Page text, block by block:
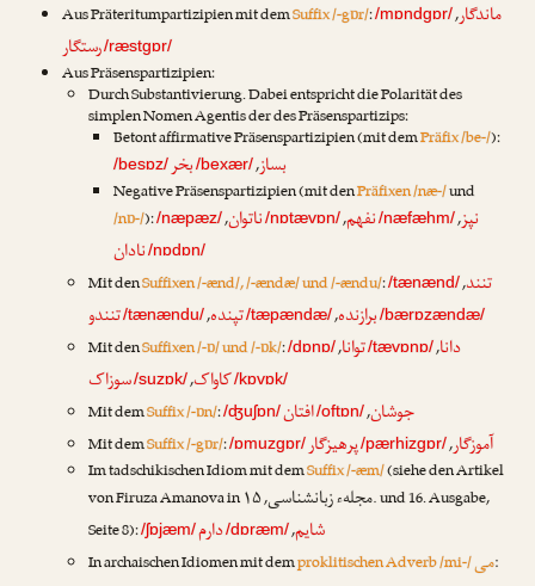
Aus Präteritumpartizipien mit demSuffix /-gɒr/:/mɒndgɒr/ ماندگار,
/ræstgɒr/رستگار
Aus Präsenspartizipien:
Durch Substantivierung. Dabei entspricht die Polarität des
simplen Nomen Agentis der des Präsenspartizips:
Betont affirmative Präsenspartizipien (mit demPräfix /be-/):
/besɒz/ بساز,
/bexær/ بخر
Negative Präsenspartizipien (mit denPräfixen /næ-/und
/nɒ-/):/næpæz/ نپز,
/næfæhm/ نفهم,
/nɒtævɒn/ ناتوان,
/nɒdɒn/ نادان
Mit denSuffixen /-ænd/, /-ændæ/ und /-ændu/:/tænænd/ تنند,
/bærɒzændæ/برازنده,
/tæpændæ/تپنده,
/tænændu/تنندو
Mit denSuffixen /-ɒ/ und /-ɒk/:/dɒnɒ/ دانا,
/tævɒnɒ/توانا,
/kɒvɒk/کاواک,
/suzɒk/سوزاک
Mit demSuffix /-ɒn/:/ʤuʃɒn/ جوشان,
/oftɒn/افتان
Mit demSuffix /-gɒr/:/ɒmuzgɒr/ آموزگار,
/pærhizgɒr/پرهیزگار
Im tadschikischen Idiom mit demSuffix /-æm/(siehe den Artikel
vonFiruza Amanovain مجلهء زبانشناسی, ۱۵. und 16. Ausgabe,
Seite 8):/ʃɒjæm/ شایم,
/dɒræm/دارم
In archaischen Idiomen mit demproklitischen Adverb /mi-/می: